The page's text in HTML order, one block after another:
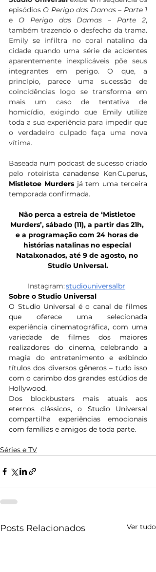
episódios O Perigo das Damas –
e O Perigo das Damas – Parte 2,
também trazendo o desfecho da trama.
Emily se infiltra no coral natalino da
cidade quando uma série de acidentes
aparentemente inexplicáveis põe seus
integrantes em perigo. O que, a
princípio, parece uma sucessão de
coincidências logo se transforma em
mais um caso de tentativa de
homicídio, exigindo que Emily utilize
toda a sua experiência para impedir que
o verdadeiro culpado faça uma nova
vítima.
Baseada num podcast de sucesso criado
pelo roteirista
Mistletoe Murders já tem uma terceira
temporada confirmada.
Não perca a estreia de ‘Mistletoe
Murders’, sábado (11), a partir das 21h,
e a programação com 24 horas de
histórias natalinas no especial
Natalxonados, até 9 de agosto, no
Studio Universal.
Instagram: studiouniversalbr
Sobre o Studio Universal
O Studio Universal é o canal de filmes
que oferece uma selecionada
experiência cinematográfica, com uma
variedade de filmes dos maiores
realizadores do cinema, celebrando a
magia do entretenimento e exibindo
títulos dos diversos gêneros – tudo isso
com o carimbo dos grandes estúdios de
Hollywood.
Dos blockbusters mais atuais aos
eternos clássicos, o Studio Universal
compartilha experiências emocionais
com famílias e amigos de toda parte.
Séries e TV
Posts Relacionados Ver tudo